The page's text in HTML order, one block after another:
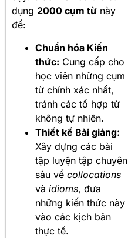
dụng 2000 cụm từ này
để:
Chuẩn hóa Kiến
thức: Cung cấp cho
học viên những cụm
từ chính xác nhất,
tránh các tổ hợp từ
không tự nhiên.
Thiết kế Bài giảng:
Xây dựng các bài
tập luyện tập chuyên
sâu về collocations
và idioms, đưa
những kiến thức này
vào các kịch bản
thực tế.